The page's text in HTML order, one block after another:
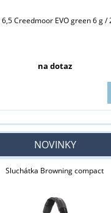
6,5 Creedmoor EVO green 6 g /
na dotaz
NOVINKY
Sluchátka Browning compact